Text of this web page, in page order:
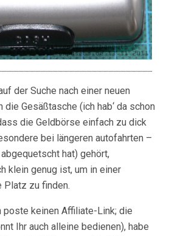
der Suche nach einer neuen
Gesäßtasche (ich hab‘ da schon
die Geldbörse einfach zu dick
bei längeren autofahrten –
hat) gehört,
klein genug ist, um in einer
Platz zu finden.
poste keinen Affiliate-Link; die
Ihr auch alleine bedienen), habe